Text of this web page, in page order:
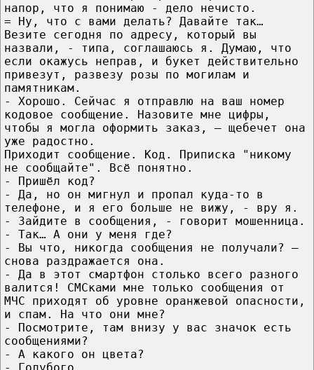
напор, что я понимаю - дело нечисто.
= Ну, что с вами делать? Давайте так…
Везите сегодня по адресу, который вы
назвали, - типа, соглашаюсь я. Думаю, что
если окажусь неправ, и букет действительно
привезут, развезу розы по могилам и
памятникам.
- Хорошо. Сейчас я отправлю на ваш номер
кодовое сообщение. Назовите мне цифры,
чтобы я могла оформить заказ, — щебечет она
уже радостно.
Приходит сообщение. Код. Приписка "никому
не сообщайте". Всё понятно.
- Пришёл код?
- Да, но он мигнул и пропал куда-то в
телефоне, и я его больше не вижу, - вру я.
- Зайдите в сообщения, - говорит мошенница.
- Так… А они у меня где?
- Вы что, никогда сообщения не получали? —
снова раздражается она.
- Да в этот смартфон столько всего разного
валится! СМСками мне только сообщения от
МЧС приходят об уровне оранжевой опасности,
и спам. На что они мне?
- Посмотрите, там внизу у вас значок есть
сообщениями?
- А какого он цвета?
- Голубого.